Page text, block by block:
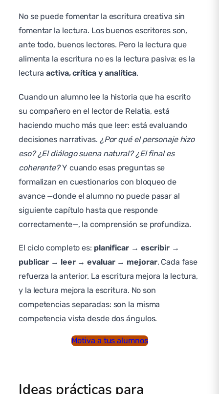
No se puede fomentar la escritura creativa sin
fomentar la lectura. Los buenos escritores son,
ante todo, buenos lectores. Pero la lectura que
alimenta la escritura no es la lectura pasiva: es la
lecturaactiva, crítica y analítica.
Cuando un alumno lee la historia que ha escrito
su compañero en el lector de Relatia, está
haciendo mucho más que leer: está evaluando
decisiones narrativas. ¿Por qué el personaje hizo
eso? ¿El diálogo suena natural? ¿El final es
coherente?Y cuando esas preguntas se
formalizan en cuestionarios con bloqueo de
avance —donde el alumno no puede pasar al
siguiente capítulo hasta que responde
correctamente—, la comprensión se profundiza.
El ciclo completo es: planificar → escribir →
publicar → leer → evaluar → mejorar. Cada fase
refuerza la anterior. La escritura mejora la lectura,
y la lectura mejora la escritura. No son
competencias separadas: son la misma
competencia vista desde dos ángulos.
Motiva a tus alumnos
Ideas prácticas para